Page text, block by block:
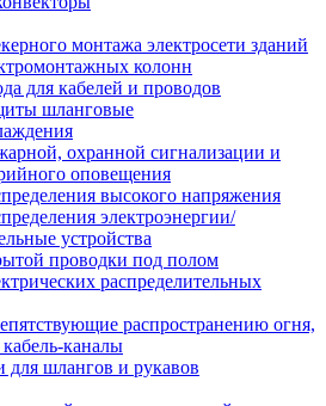
монтажа электросети зданий
колонн
для кабелей и проводов
шланговые
охранной сигнализации и
оповещения
высокого напряжения
электроэнергии/
устройства
проводки под полом
распределительных
распространению огня,
каналы
для шлангов и рукавов